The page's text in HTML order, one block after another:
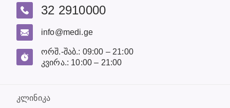
32 2910000
info@medi.ge
ორშ.-შაბ.: 09:00 – 21:00
კვირა.: 10:00 – 21:00
კლინიკა